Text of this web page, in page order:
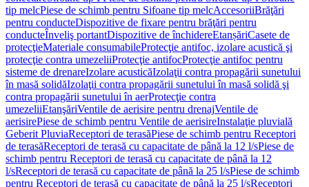
tip melcPiese de schimb pentru Sifoane tip melcAccesoriiBrăţări
pentru conducteDispozitive de fixare pentru brăţări pentru
conducteÎnveliş portantDispozitive de închidereEtanșăriCasete de
protecţieMateriale consumabileProtecţie antifoc, izolare acustică şi
protecţie contra umezeliiProtecţie antifocProtecţie antifoc pentru
sisteme de drenareIzolare acusticăIzolaţii contra propagării sunetului
în masă solidăIzolaţii contra propagării sunetului în masă solidă şi
contra propagării sunetului în aerProtecţie contra
umezeliiEtanşăriVentile de aerisire pentru drenajVentile de
aerisirePiese de schimb pentru Ventile de aerisireInstalaţie pluvială
Geberit PluviaReceptori de terasăPiese de schimb pentru Receptori
de terasăReceptori de terasă cu capacitate de până la 12 l/sPiese de
schimb pentru Receptori de terasă cu capacitate de până la 12
l/sReceptori de terasă cu capacitate de până la 25 l/sPiese de schimb
pentru Receptori de terasă cu capacitate de până la 25 l/sReceptori